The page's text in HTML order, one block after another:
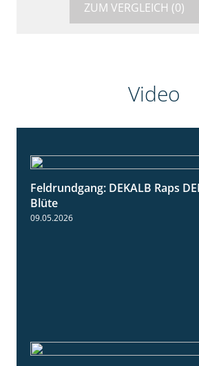
ZUM VERGLEICH (0)
Video
Feldrundgang: DEKALB Raps
Blüte
09.05.2026